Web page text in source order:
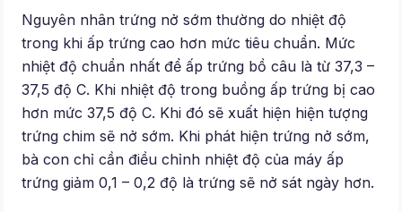
Nguyên nhân trứng nở sớm thường do nhiệt độ
trong khi ấp trứng cao hơn mức tiêu chuẩn. Mức
nhiệt độ chuẩn nhất để ấp trứng bồ câu là từ 37,3 –
37,5 độ C. Khi nhiệt độ trong buồng ấp trứng bị cao
hơn mức 37,5 độ C. Khi đó sẽ xuất hiện hiện tượng
trứng chim sẽ nở sớm. Khi phát hiện trứng nở sớm,
bà con chỉ cần điều chỉnh nhiệt độ của máy ấp
trứng giảm 0,1 – 0,2 độ là trứng sẽ nở sát ngày hơn.